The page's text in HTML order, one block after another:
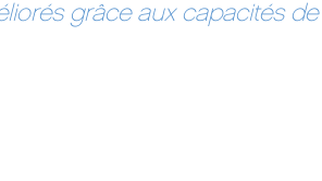
grâce aux capacités